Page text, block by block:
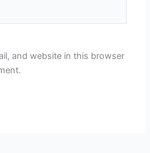
and website in this browser